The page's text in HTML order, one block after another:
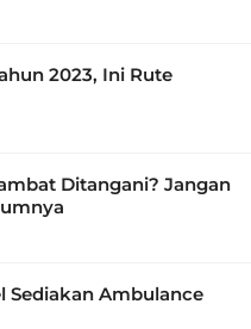
2023, Ini Rute
Ditangani? Jangan
Sediakan Ambulance